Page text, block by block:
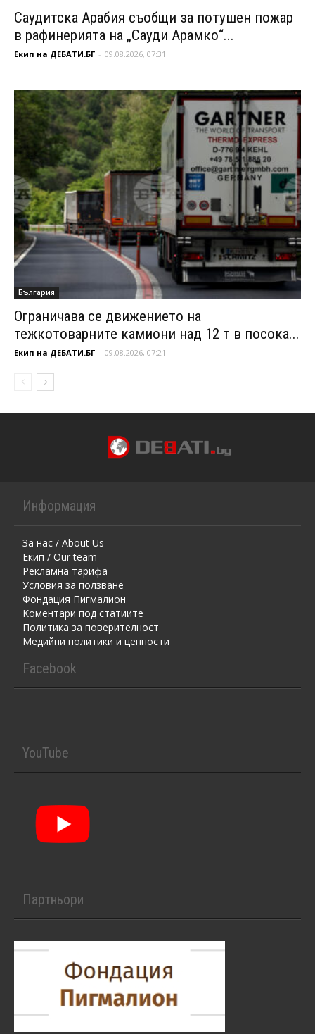
Саудитска Арабия съобщи за потушен пожар
в рафинерията на „Сауди Арамко“...
Екип на ДЕБАТИ.БГ - 09.08.2026, 07:31
България
Ограничава се движението на
тежкотоварните камиони над 12 т в посока...
Екип на ДЕБАТИ.БГ - 09.08.2026, 07:21
Информация
За нас / About Us
Екип / Our team
Рекламна тарифа
Условия за ползване
Фондация Пигмалион
Kоментaри под статиите
Политика за поверителност
Медийни политики и ценности
Facebook
YouTube
Партньори